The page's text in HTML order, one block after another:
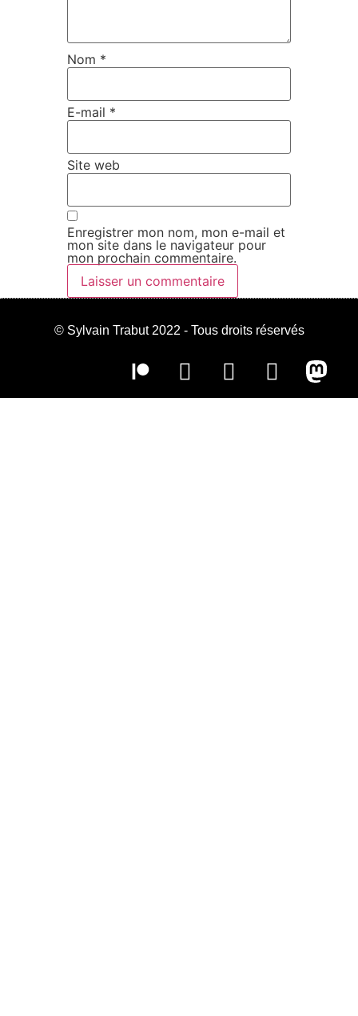
Nom *
E-mail *
Site web
Enregistrer mon nom, mon e-mail et
mon site dans le navigateur pour
mon prochain commentaire.
© Sylvain Trabut 2022 - Tous droits réservés